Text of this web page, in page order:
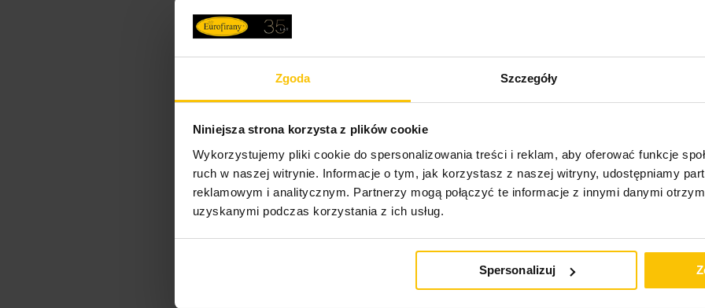
Zgoda Szczegóły
Niniejsza strona korzysta z plików cookie
Wykorzystujemy pliki cookie do spersonalizowania treści i reklam, aby oferować funkcje
ruch w naszej witrynie. Informacje o tym, jak korzystasz z naszej witryny, udostępniamy
reklamowym i analitycznym. Partnerzy mogą połączyć te informacje z innymi danymi
uzyskanymi podczas korzystania z ich usług.
Spersonalizuj
Rodzina produktów
DOBRA CENA! Outlet